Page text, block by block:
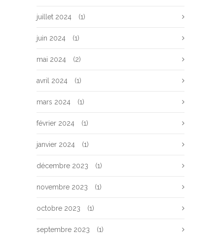
juillet 2024 (1)
juin 2024 (1)
mai 2024 (2)
avril 2024 (1)
mars 2024 (1)
février 2024 (1)
janvier 2024 (1)
décembre 2023 (1)
novembre 2023 (1)
octobre 2023 (1)
septembre 2023 (1)